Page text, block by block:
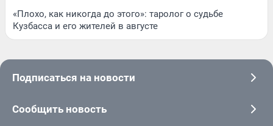
«Плохо, как никогда до этого»: таролог о судьбе
Кузбасса и его жителей в августе
Подписаться на новости
Сообщить новость